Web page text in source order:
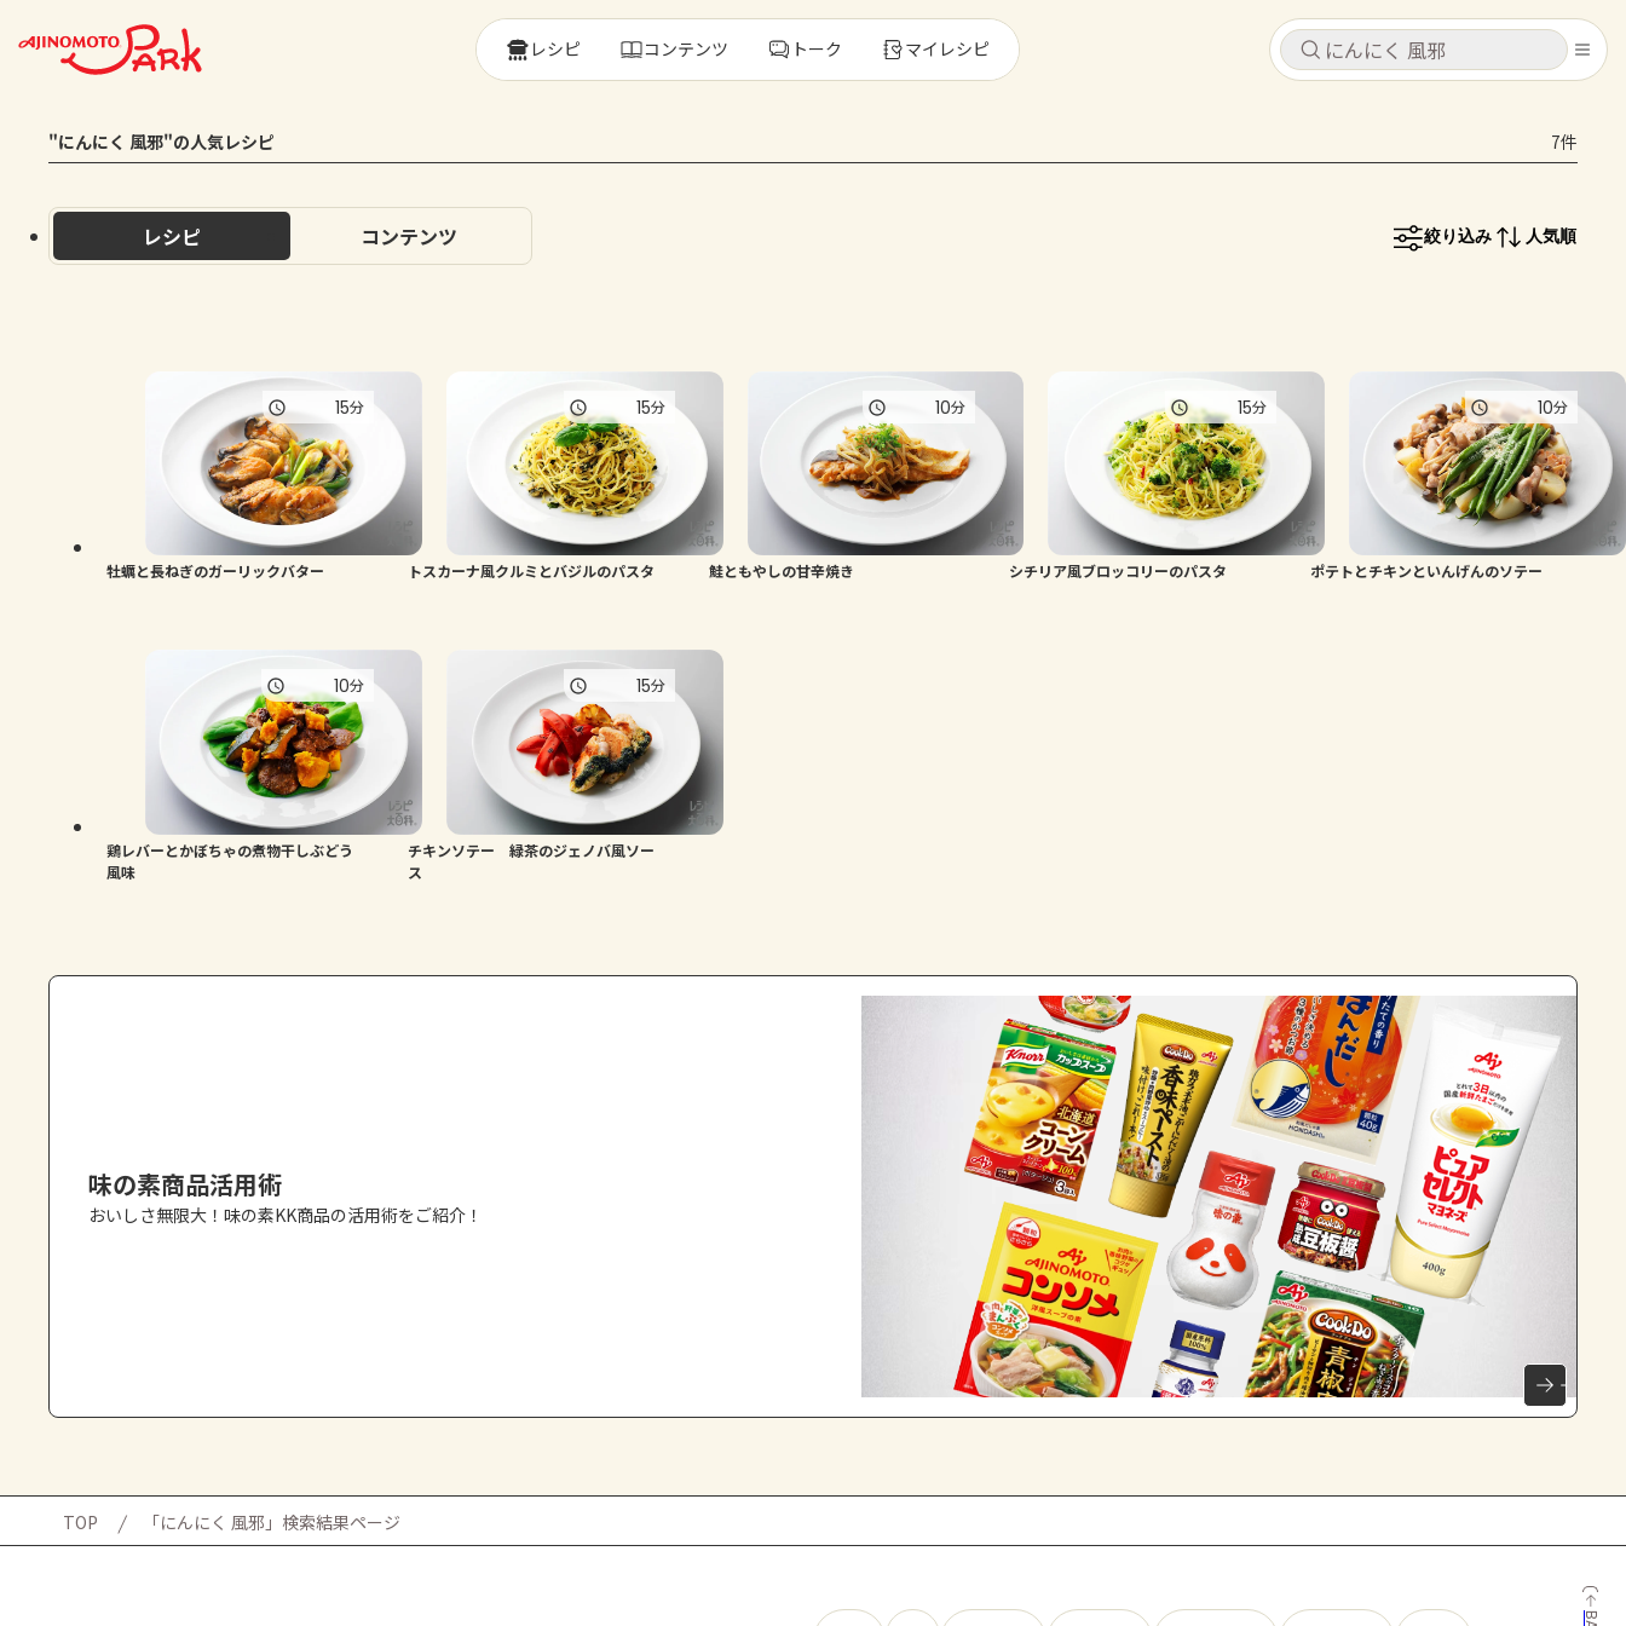
キャンセル
ログインするとレシピを保存できます
コンテンツ
レシピ
トーク
よくあるお問い合わせ
キャンセル
レシピ コンテンツ
レシピ コンテンツ トーク マイレシピ
"にんにく 風邪"の人気レシピ 7件
レシピ コンテンツ 絞り込み 人気順
牡蠣と長ねぎのガーリックバター
15分
トスカーナ風クルミとバジルのパスタ
15分
鮭ともやしの甘辛焼き
10分
シチリア風ブロッコリーのパスタ
15分
ポテトとチキンといんげんのソテー
10分
鶏レバーとかぼちゃの煮物干しぶどう
風味
10分
チキンソテー 緑茶のジェノバ風ソー
ス
15分
味の素商品活用術
おいしさ無限大！味の素KK商品の活用術をご紹介！
TOP 「にんにく 風邪」検索結果ページ